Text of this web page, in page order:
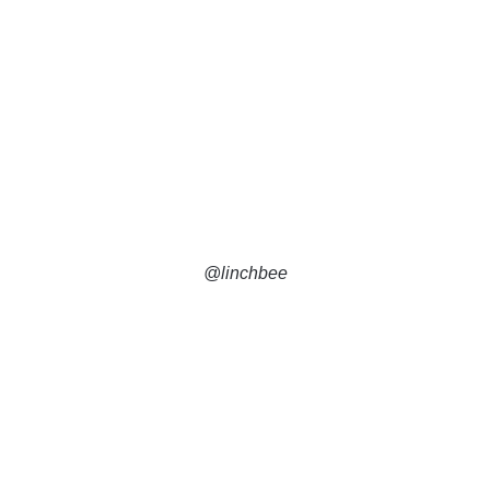
@linchbee